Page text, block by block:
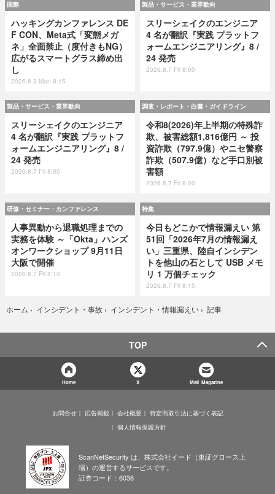
国際
ハッキングカンファレンス DE
F CON、Meta式「変態メガ
ネ」全面禁止（度付きもNG）
広がるスマートグラス締め出
し
2026.8.3 Mon 8:15
製品・サービス・業界動向
スリーシェイクのエンジニア
4 名が翻訳『実践 プラットフ
ォームエンジニアリング』8 /
24 発売
2026.8.7 Fri 8:00
製品・サービス・業界動向
スリーシェイクのエンジニア
4 名が翻訳『実践 プラットフ
ォームエンジニアリング』8 /
24 発売
2026.8.7 Fri 8:00
調査・レポート・白書・ガイドライン
令和8(2026)年上半期の特殊詐
欺、被害総額1,816億円 ～ 投
資詐欺（797.9億）やニセ警察
詐欺（507.9億）など手口別被
害額
2026.8.7 Fri 8:00
研修・セミナー・カンファレンス
人事異動から退職処理までの
実務を体験 ～「Okta」ハンズ
オンワークショップ 9月11日
大阪で開催
2026.8.7 Fri 8:10
特集
今日もどこかで情報漏えい 第
51回「2026年7月の情報漏え
い」三重県、陸自インシデン
トを他山の石として USB メモ
リ 1 万個チェック
2026.8.7 Fri 8:15
ホーム › インシデント・事故 › インシデント・情報漏えい › 記事
TOP
Home X Mail Magazine
お問合せ 広告掲載 会社概要
特定商取引法に基づく表記
個人情報保護方針
ScanNetSecurity は、株式会社イード（東証グロース上
場）の運営するサービスです。
証券コード：6038